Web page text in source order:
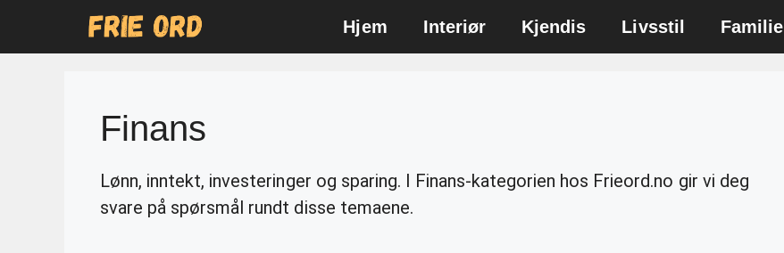
Hjem Interiør Kjendis Livsstil Familie
Finans
Lønn, inntekt, investeringer og sparing. I Finans-kategorien hos Frieord.no gir vi deg
svare på spørsmål rundt disse temaene.